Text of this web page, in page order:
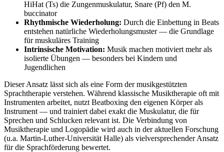
HiHat (Ts) die Zungenmuskulatur, Snare (Pf) den M.
buccinator
Rhythmische Wiederholung: Durch die Einbettung in Beats
entstehen natürliche Wiederholungsmuster — die Grundlage
für muskuläres Training
Intrinsische Motivation: Musik machen motiviert mehr als
isolierte Übungen — besonders bei Kindern und
Jugendlichen
Dieser Ansatz lässt sich als eine Form der musikgestützten
Sprachtherapie verstehen. Während klassische Musiktherapie oft mit
Instrumenten arbeitet, nutzt Beatboxing den eigenen Körper als
Instrument — und trainiert dabei exakt die Muskulatur, die für
Sprechen und Schlucken relevant ist. Die Verbindung von
Musiktherapie und Logopädie wird auch in der aktuellen Forschung
(u.a. Martin-Luther-Universität Halle) als vielversprechender Ansatz
für die Sprachförderung bewertet.